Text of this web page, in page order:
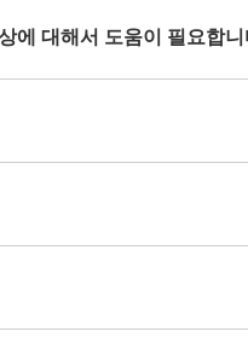
에 대해서 도움이 필요합니